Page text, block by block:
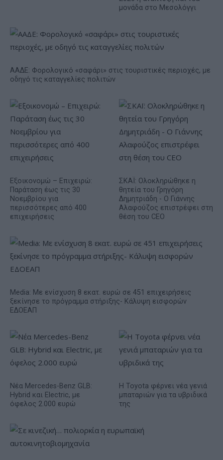
μονάδα στο Μεσολόγγι
ΑΑΔΕ: Φορολογικό «σαφάρι» στις τουριστικές περιοχές, με
οδηγό τις καταγγελίες πολιτών
Εξοικονομώ – Επιχειρώ:
Παράταση έως τις 30
Νοεμβρίου για
περισσότερες από 400
επιχειρήσεις
ΣΚΑΪ: Ολοκληρώθηκε η
θητεία του Γρηγόρη
Δημητριάδη - Ο Γιάννης
Αλαφούζος επιστρέφει στη
θέση του CEO
Media: Με ενίσχυση 8 εκατ. ευρώ σε 451 επιχειρήσεις
ξεκίνησε το πρόγραμμα στήριξης- Κάλυψη εισφορών
ΕΔΟΕΑΠ
Νέα Mercedes-Benz GLB:
Hybrid και Electric, με
όφελος 2.000 ευρώ
Η Toyota φέρνει νέα γενιά
μπαταριών για τα υβριδικά
της